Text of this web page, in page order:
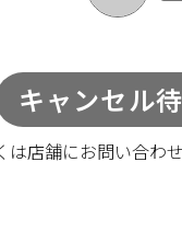
キャンセル
は店舗にお問い合わ